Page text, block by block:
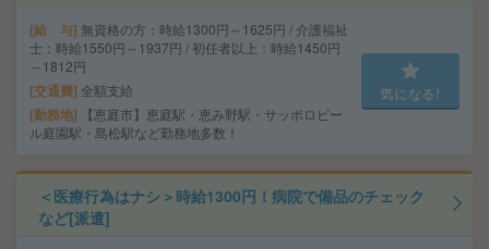
給 与 無資格の方：時給1300円～1625円 / 介護福祉
士：時給1550円～1937円 / 初任者以上：時給1450円
～1812円
交通費 全額支給
勤務地
【恵庭市】恵庭駅・恵み野駅・サッポロビー
ル庭園駅・島松駅など勤務地多数！
気になる!
＜医療行為はナシ＞時給1300円！病院で備品のチェック
など[派遣]